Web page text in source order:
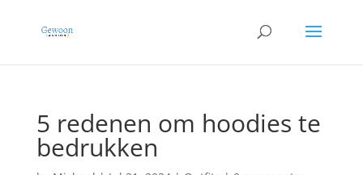
5 redenen om hoodies te
bedrukken